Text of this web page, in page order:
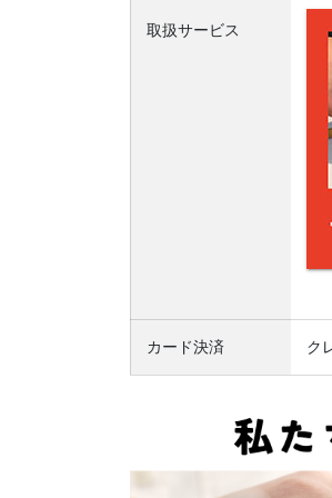
取扱サービス
カード決済 ク